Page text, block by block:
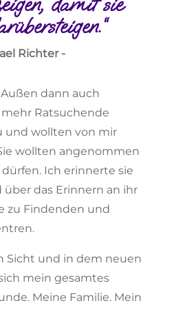
Richter -
dann auch
Ratsuchende
und wollten von mir
wollten angenommen
dürfen. Ich erinnerte sie
über das Erinnern an ihr
zu Findenden und
Sicht und in dem neuen
mein gesamtes
Meine Familie. Mein